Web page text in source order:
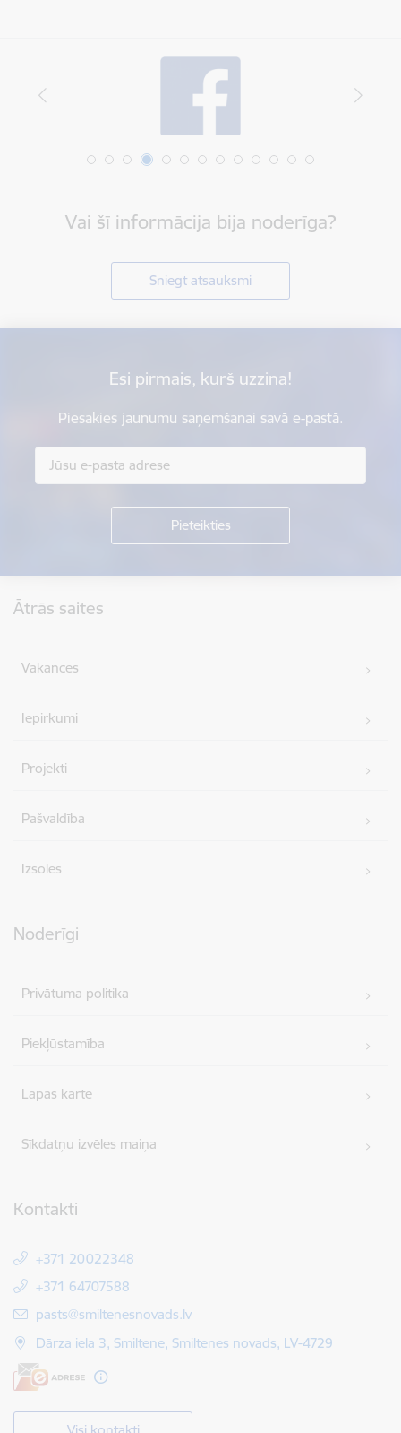
Vai šī informācija bija noderīga?
Sniegt atsauksmi
Esi pirmais, kurš uzzina!
Piesakies jaunumu saņemšanai savā e-pastā.
Ātrās saites
Vakances
Iepirkumi
Projekti
Pašvaldība
Izsoles
Noderīgi
Privātuma politika
Piekļūstamība
Lapas karte
Sīkdatņu izvēles maiņa
Kontakti
+371 20022348
+371 64707588
E-pasts:
pasts@smiltenesnovads.lv
Dārza iela 3, Smiltene, Smiltenes novads, LV-4729